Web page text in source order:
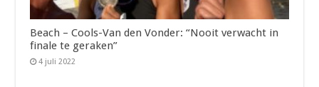
Beach – Cools-Van den Vonder: “Nooit verwacht in
finale te geraken”
4 juli 2022